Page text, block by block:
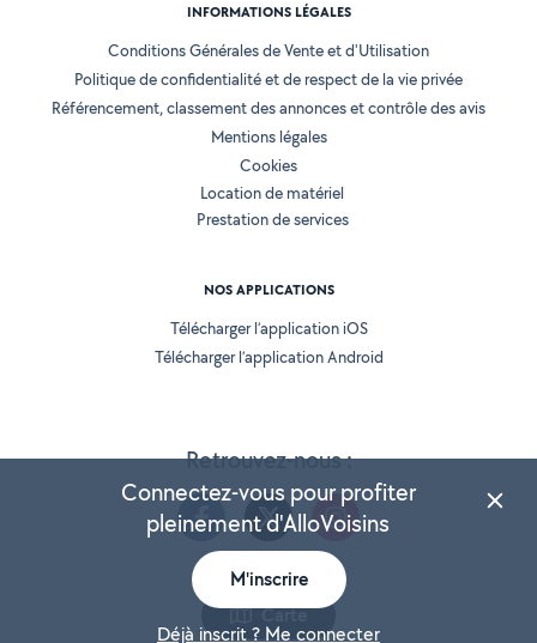
Carte
Retrouvez-nous :
INFORMATIONS LÉGALES
Conditions Générales de Vente et d'Utilisation
Politique de confidentialité et de respect de la vie privée
Référencement, classement des annonces et contrôle des avis
Mentions légales
Cookies
Location de matériel
Prestation de services
NOS APPLICATIONS
Télécharger l’application iOS
Télécharger l’application Android
Connectez-vous pour profiter
pleinement d'AlloVoisins
M'inscrire
Déjà inscrit ? Me connecter